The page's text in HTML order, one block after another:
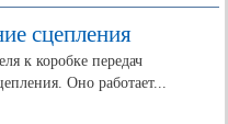
сцепления
к коробке передач
Оно работает...